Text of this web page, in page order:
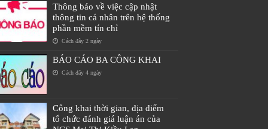
Thông báo về việc cập nhật
thông tin cá nhân trên hệ thống
phần mềm tín chỉ
Cách đây 2 ngày
BÁO CÁO BA CÔNG KHAI
Cách đây 4 ngày
Công khai thời gian, địa điểm
tổ chức đánh giá luận án của